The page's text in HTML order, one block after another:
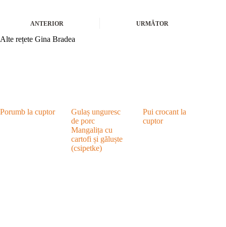
ANTERIOR URMĂTOR
Alte rețete Gina Bradea
Porumb la cuptor
Gulaș unguresc
de porc
Mangalița cu
cartofi și găluște
(csipetke)
Pui crocant la
cuptor